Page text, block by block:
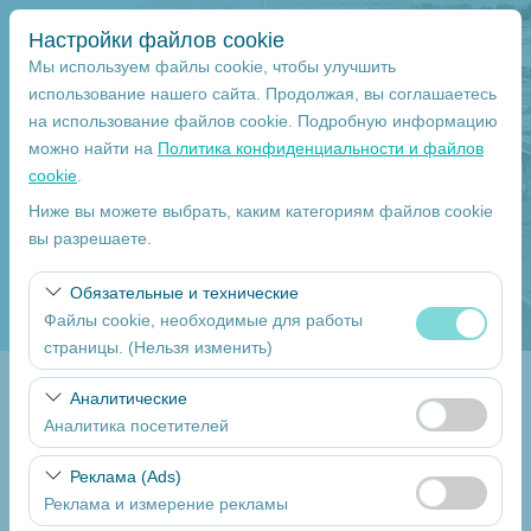
Настройки файлов cookie
Мы используем файлы cookie, чтобы улучшить
использование нашего сайта. Продолжая, вы соглашаетесь
на использование файлов cookie. Подробную информацию
можно найти на Политика конфиденциальности и файлов
cookie
Ниже вы можете выбрать, каким категориям файлов cookie
вы разрешаете.
Обязательные и технические
Файлы cookie, необходимые для работы
страницы. (Нельзя изменить)
Эти файлы cookie необходимы для корректной
работы сайта, безопасности, управления сеансами и
базовых функций. Их нельзя отключить.
Аналитические
Аналитика посетителей
Эти файлы cookie позволяют нам анализировать, как
используется наш сайт (количество посетителей,
самые посещаемые страницы, поведение
Реклама (Ads)
Реклама и измерение рекламы
Чувствительный элемент
Mersin
Указать другое место возврата машины
Дата и время пуска
Return date
09:00
Перечислите Автомобили